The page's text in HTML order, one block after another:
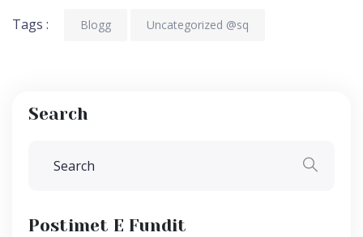
Tags : Blogg Uncategorized @sq
Search
Postimet E Fundit